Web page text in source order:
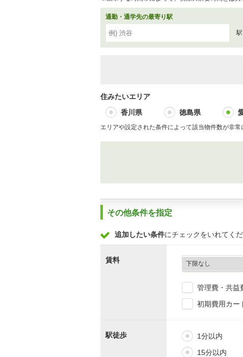
通勤・通学先の最寄り駅
住みたいエリア
香川県
徳島県
エリアや設定された条件によって該当物件数が非
その他条件を指定
追加したい条件にチェックをいれてく
賃料
管理費・共益
初期費用カー
駅徒歩 1分以内
15分以内